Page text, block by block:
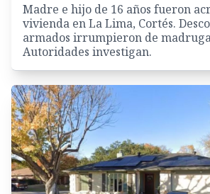
Madre e hijo de 16 años fueron
vivienda en La Lima, Cortés.
armados irrumpieron de
Autoridades investigan.